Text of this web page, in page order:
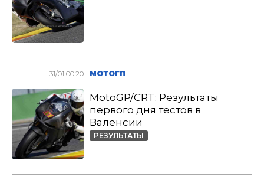
31/01 00:20 МОТОГП
MotoGP/CRT: Результаты
первого дня тестов в
Валенсии
РЕЗУЛЬТАТЫ